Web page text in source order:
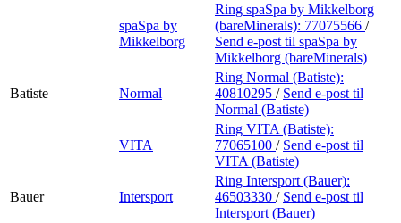
spaSpa by
Mikkelborg
Ring spaSpa by Mikkelborg
(bareMinerals): 77075566 /
Send e-post til spaSpa by
Mikkelborg (bareMinerals)
Batiste Normal
Ring Normal (Batiste):
40810295 / Send e-post til
Normal (Batiste)
VITA
Ring VITA (Batiste):
77065100 / Send e-post til
VITA (Batiste)
Bauer Intersport
Ring Intersport (Bauer):
46503330 / Send e-post til
Intersport (Bauer)